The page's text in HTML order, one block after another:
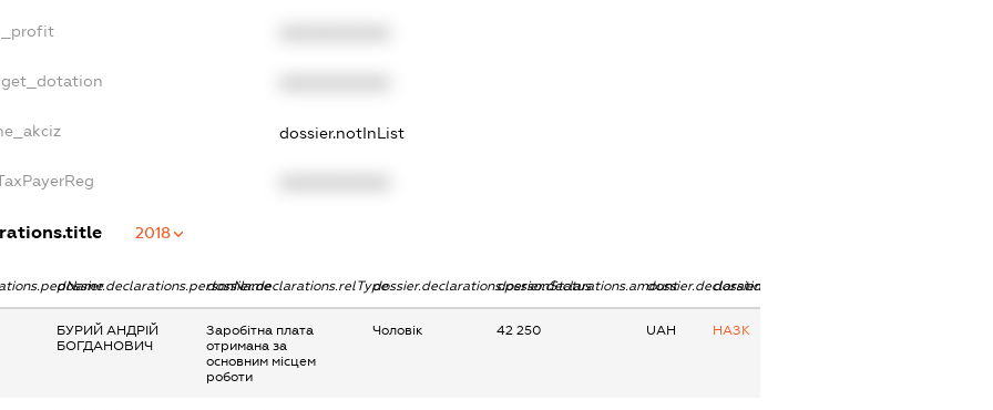
dossier.notInList
2018
dossier.declarations.personNamedossier.declarations.relTypedossier.declarations.personStatus
dossier.declarations.amountdossier.declarations.currency
dossier.declarations.source
БУРИЙ АНДРІЙ
БОГДАНОВИЧ
Заробітна плата
отримана за
основним місцем
роботи
Чоловік 42 250 UAH НАЗК